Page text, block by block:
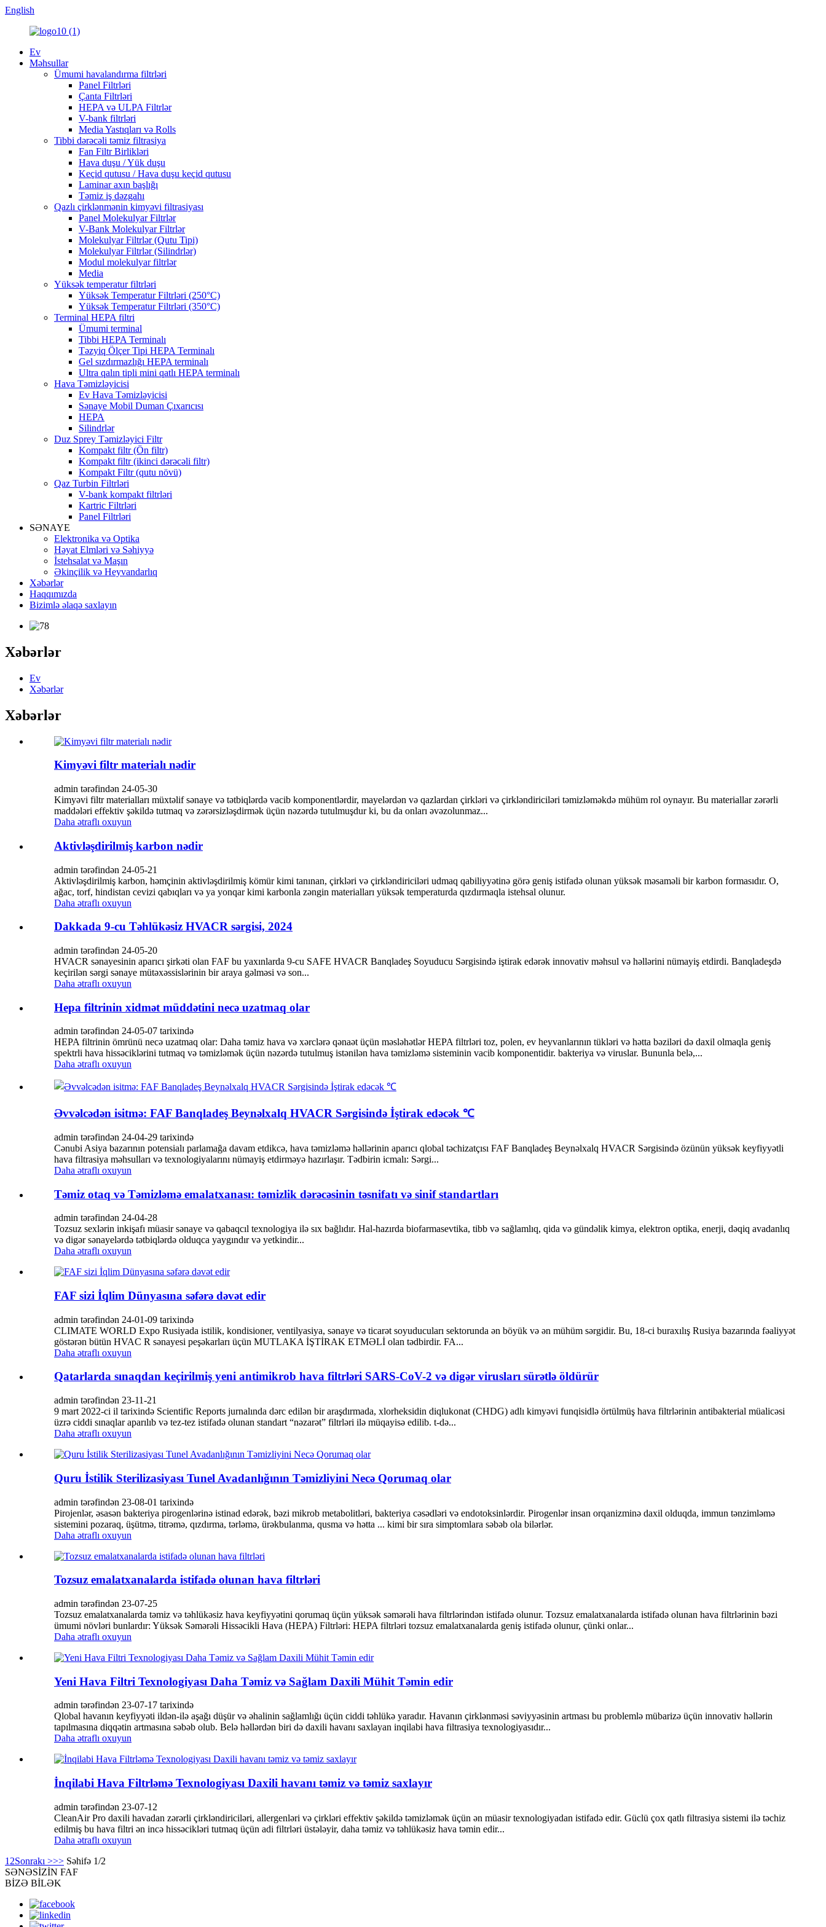
English
Ev
Məhsullar
Ümumi havalandırma filtrləri
Panel Filtrləri
Çanta Filtrləri
HEPA və ULPA Filtrlər
V-bank filtrləri
Media Yastıqları və Rolls
Tibbi dərəcəli təmiz filtrasiya
Fan Filtr Birlikləri
Hava duşu / Yük duşu
Keçid qutusu / Hava duşu keçid qutusu
Laminar axın başlığı
Təmiz iş dəzgahı
Qazlı çirklənmənin kimyəvi filtrasiyası
Panel Molekulyar Filtrlər
V-Bank Molekulyar Filtrlər
Molekulyar Filtrlər (Qutu Tipi)
Molekulyar Filtrlər (Silindrlər)
Modul molekulyar filtrlər
Media
Yüksək temperatur filtrləri
Yüksək Temperatur Filtrləri (250°C)
Yüksək Temperatur Filtrləri (350°C)
Terminal HEPA filtri
Ümumi terminal
Tibbi HEPA Terminalı
Təzyiq Ölçer Tipi HEPA Terminalı
Gel sızdırmazlığı HEPA terminalı
Ultra qalın tipli mini qatlı HEPA terminalı
Hava Təmizləyicisi
Ev Hava Təmizləyicisi
Sənaye Mobil Duman Çıxarıcısı
HEPA
Silindrlər
Duz Sprey Təmizləyici Filtr
Kompakt filtr (Ön filtr)
Kompakt filtr (ikinci dərəcəli filtr)
Kompakt Filtr (qutu növü)
Qaz Turbin Filtrləri
V-bank kompakt filtrləri
Kartric Filtrləri
Panel Filtrləri
SƏNAYE
Elektronika və Optika
Həyat Elmləri və Səhiyyə
İstehsalat və Maşın
Əkinçilik və Heyvandarlıq
Xəbərlər
Haqqımızda
Bizimlə əlaqə saxlayın
Xəbərlər
Ev
Xəbərlər
Xəbərlər
Kimyəvi filtr materialı nədir
admin tərəfindən 24-05-30
Kimyəvi filtr materialları müxtəlif sənaye və tətbiqlərdə vacib komponentlərdir, mayelərdən və qazlardan çirkləri və çirkləndiriciləri təmizləməkdə mühüm rol oynayır. Bu materiallar zərərli
maddələri effektiv şəkildə tutmaq və zərərsizləşdirmək üçün nəzərdə tutulmuşdur ki, bu da onları əvəzolunmaz...
Daha ətraflı oxuyun
Aktivləşdirilmiş karbon nədir
admin tərəfindən 24-05-21
Aktivləşdirilmiş karbon, həmçinin aktivləşdirilmiş kömür kimi tanınan, çirkləri və çirkləndiriciləri udmaq qabiliyyətinə görə geniş istifadə olunan yüksək məsaməli bir karbon formasıdır. O,
ağac, torf, hindistan cevizi qabıqları və ya yonqar kimi karbonla zəngin materialları yüksək temperaturda qızdırmaqla istehsal olunur.
Daha ətraflı oxuyun
Dakkada 9-cu Təhlükəsiz HVACR sərgisi, 2024
admin tərəfindən 24-05-20
HVACR sənayesinin aparıcı şirkəti olan FAF bu yaxınlarda 9-cu SAFE HVACR Banqladeş Soyuducu Sərgisində iştirak edərək innovativ məhsul və həllərini nümayiş etdirdi. Banqladeşdə
keçirilən sərgi sənaye mütəxəssislərinin bir araya gəlməsi və son...
Daha ətraflı oxuyun
Hepa filtrinin xidmət müddətini necə uzatmaq olar
admin tərəfindən 24-05-07 tarixində
HEPA filtrinin ömrünü necə uzatmaq olar: Daha təmiz hava və xərclərə qənaət üçün məsləhətlər HEPA filtrləri toz, polen, ev heyvanlarının tükləri və hətta bəziləri də daxil olmaqla geniş
spektrli hava hissəciklərini tutmaq və təmizləmək üçün nəzərdə tutulmuş istənilən hava təmizləmə sisteminin vacib komponentidir. bakteriya və viruslar. Bununla belə,...
Daha ətraflı oxuyun
Əvvəlcədən isitmə: FAF Banqladeş Beynəlxalq HVACR Sərgisində İştirak edəcək ℃
admin tərəfindən 24-04-29 tarixində
Cənubi Asiya bazarının potensialı parlamağa davam etdikcə, hava təmizləmə həllərinin aparıcı qlobal təchizatçısı FAF Banqladeş Beynəlxalq HVACR Sərgisində özünün yüksək keyfiyyətli
hava filtrasiya məhsulları və texnologiyalarını nümayiş etdirməyə hazırlaşır. Tədbirin icmalı: Sərgi...
Daha ətraflı oxuyun
Təmiz otaq və Təmizləmə emalatxanası: təmizlik dərəcəsinin təsnifatı və sinif standartları
admin tərəfindən 24-04-28
Tozsuz sexlərin inkişafı müasir sənaye və qabaqcıl texnologiya ilə sıx bağlıdır. Hal-hazırda biofarmasevtika, tibb və sağlamlıq, qida və gündəlik kimya, elektron optika, enerji, dəqiq avadanlıq
və digər sənayelərdə tətbiqlərdə olduqca yaygındır və yetkindir...
Daha ətraflı oxuyun
FAF sizi İqlim Dünyasına səfərə dəvət edir
admin tərəfindən 24-01-09 tarixində
CLIMATE WORLD Expo Rusiyada istilik, kondisioner, ventilyasiya, sənaye və ticarət soyuducuları sektorunda ən böyük və ən mühüm sərgidir. Bu, 18-ci buraxılış Rusiya bazarında fəaliyyət
göstərən bütün HVAC R sənayesi peşəkarları üçün MUTLAKA İŞTİRAK ETMƏLİ olan tədbirdir. FA...
Daha ətraflı oxuyun
Qatarlarda sınaqdan keçirilmiş yeni antimikrob hava filtrləri SARS-CoV-2 və digər virusları sürətlə öldürür
admin tərəfindən 23-11-21
9 mart 2022-ci il tarixində Scientific Reports jurnalında dərc edilən bir araşdırmada, xlorheksidin diqlukonat (CHDG) adlı kimyəvi funqisidlə örtülmüş hava filtrlərinin antibakterial müalicəsi
üzrə ciddi sınaqlar aparılıb və tez-tez istifadə olunan standart “nəzarət” filtrləri ilə müqayisə edilib. t-də...
Daha ətraflı oxuyun
Quru İstilik Sterilizasiyası Tunel Avadanlığının Təmizliyini Necə Qorumaq olar
admin tərəfindən 23-08-01 tarixində
Pirojenlər, əsasən bakteriya pirogenlərinə istinad edərək, bəzi mikrob metabolitləri, bakteriya cəsədləri və endotoksinlərdir. Pirogenlər insan orqanizminə daxil olduqda, immun tənzimləmə
sistemini pozaraq, üşütmə, titrəmə, qızdırma, tərləmə, ürəkbulanma, qusma və hətta ... kimi bir sıra simptomlara səbəb ola bilərlər.
Daha ətraflı oxuyun
Tozsuz emalatxanalarda istifadə olunan hava filtrləri
admin tərəfindən 23-07-25
Tozsuz emalatxanalarda təmiz və təhlükəsiz hava keyfiyyətini qorumaq üçün yüksək səmərəli hava filtrlərindən istifadə olunur. Tozsuz emalatxanalarda istifadə olunan hava filtrlərinin bəzi
ümumi növləri bunlardır: Yüksək Səmərəli Hissəcikli Hava (HEPA) Filtrləri: HEPA filtrləri tozsuz emalatxanalarda geniş istifadə olunur, çünki onlar...
Daha ətraflı oxuyun
Yeni Hava Filtri Texnologiyası Daha Təmiz və Sağlam Daxili Mühit Təmin edir
admin tərəfindən 23-07-17 tarixində
Qlobal havanın keyfiyyəti ildən-ilə aşağı düşür və əhalinin sağlamlığı üçün ciddi təhlükə yaradır. Havanın çirklənməsi səviyyəsinin artması bu problemlə mübarizə üçün innovativ həllərin
tapılmasına diqqətin artmasına səbəb olub. Belə həllərdən biri də daxili havanı saxlayan inqilabi hava filtrasiya texnologiyasıdır...
Daha ətraflı oxuyun
İnqilabi Hava Filtrləmə Texnologiyası Daxili havanı təmiz və təmiz saxlayır
admin tərəfindən 23-07-12
CleanAir Pro daxili havadan zərərli çirkləndiriciləri, allergenləri və çirkləri effektiv şəkildə təmizləmək üçün ən müasir texnologiyadan istifadə edir. Güclü çox qatlı filtrasiya sistemi ilə təchiz
edilmiş bu hava filtri ən incə hissəcikləri tutmaq üçün adi filtrləri üstələyir, daha təmiz və təhlükəsiz hava təmin edir...
Daha ətraflı oxuyun
1 2Sonrakı >>> Səhifə 1/2
SƏNƏSİZİN FAF
BİZƏ BİLƏK